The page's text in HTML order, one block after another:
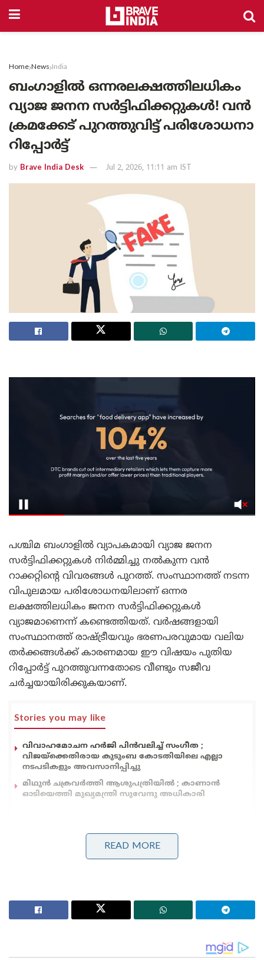
Home News India
ബംഗാളിൽ ഒന്നരലക്ഷത്തിലധികം
വ്യാജ ജനന സർട്ടിഫിക്കറ്റുകൾ! വൻ
ക്രമക്കേട് പുറത്തുവിട്ട് പരിശോധനാ
റിപ്പോർട്ട്
by Brave India Desk Jul 2, 2026, 11:11 am IST
പശ്ചിമ ബംഗാളിൽ വ്യാപകമായി വ്യാജ ജനന
സർട്ടിഫിക്കറ്റുകൾ നിർമ്മിച്ചു നൽകുന്ന വൻ
റാക്കറ്റിന്റെ വിവരങ്ങൾ പുറത്ത്. സംസ്ഥാനത്ത് നടന്ന
വിപുലമായ പരിശോധനയിലാണ് ഒന്നര
ലക്ഷത്തിലധികം ജനന സർട്ടിഫിക്കറ്റുകൾ
വ്യാജമാണെന്ന് കണ്ടെത്തിയത്. വർഷങ്ങളായി
സംസ്ഥാനത്ത് രാഷ്ട്രീയവും ഭരണപരവുമായ വലിയ
തർക്കങ്ങൾക്ക് കാരണമായ ഈ വിഷയം പുതിയ
റിപ്പോർട്ട് പുറത്തുവന്നതോടെ വീണ്ടും സജീവ
ചർച്ചയായിരിക്കുകയാണ്.
Stories you may like
വിവാഹമോചന ഹർജി പിൻവലിച്ച് സംഗീത ;
വിജയ്ക്കെതിരായ കുടുംബ കോടതിയിലെ എല്ലാ
നടപടികളും അവസാനിപ്പിച്ചു
മിഥുൻ ചക്രവർത്തി ആശുപത്രിയിൽ ; കാണാൻ
ഓടിയെത്തി മുഖ്യമന്ത്രി സുവേന്ദു അധികാരി
ലഭ്യമായ ഔദ്യോഗിക വിവരങ്ങൾ പ്രകാരം പഴയ
ഭൗതിക സർട്ടിഫിക്കറ്റുകളും ഡിജിറ്റൽ രേഖകളും
പരിശോധിച്ചതിൽ 44,520 എണ്ണത്തിന്റെ പരിശോധന
പരിശോധിച്ച പഴയ സർട്ടിഫിക്കറ്റുകളിൽ 24.6
READ MORE